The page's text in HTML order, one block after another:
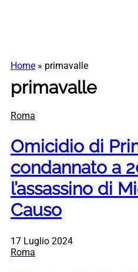
Home » primavalle
primavalle
Roma
Omicidio di
condannato a
l’assassino di
Causo
17 Luglio 2024
Roma